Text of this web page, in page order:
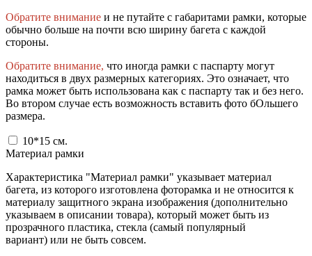
Обратите внимание и не путайте с габаритами рамки, которые
обычно больше на почти всю ширину багета с каждой
стороны.
Обратите внимание, что иногда рамки с паспарту могут
находиться в двух размерных категориях. Это означает, что
рамка может быть использована как с паспарту так и без него.
Во втором случае есть возможность вставить фото бОльшего
размера.
10*15 см.
Материал рамки
Характеристика "Материал рамки" указывает материал
багета, из которого изготовлена фоторамка и не относится к
материалу защитного экрана изображения (дополнительно
указываем в описании товара), который может быть из
прозрачного пластика, стекла (самый популярный
вариант) или не быть совсем.